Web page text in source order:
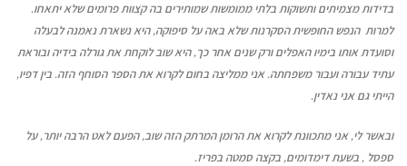
בדידות מצמיתים ותשוקות בלתי ממומשות שמותירים בה קצוות פרומים שלא יתאחו.
למרות הנפש החופשית הסקרנות שלא באה על סיפוקה,היא נשארת נאמנה לבעלה
וסועדת אותו בימיו האפלים ורק שנים אחר כך,היא שוב לוקחת את גורלה בידיה ובוראת
עתיד עבורה ועבור משפחתה.אני ממליצה בחום לקרוא את הספר הסוחף הזה.בין דפיו,
הייתי גם אני נאדין.
ובאשר לי,אני מתכוונת לקרוא את הרומן המרתק הזה שוב,הפעם לאט הרבה יותר,על
ספסל , בשעת דימדומים, בקצה סמטה בפריז.